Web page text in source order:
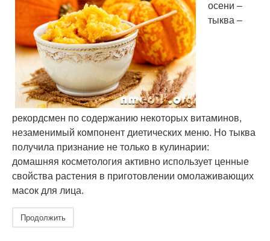
осени –
тыква –
рекордсмен по содержанию некоторых витаминов,
незаменимый компонент диетических меню. Но тыква
получила признание не только в кулинарии:
домашняя косметология активно использует ценные
свойства растения в приготовлении омолаживающих
масок для лица.
Продолжить